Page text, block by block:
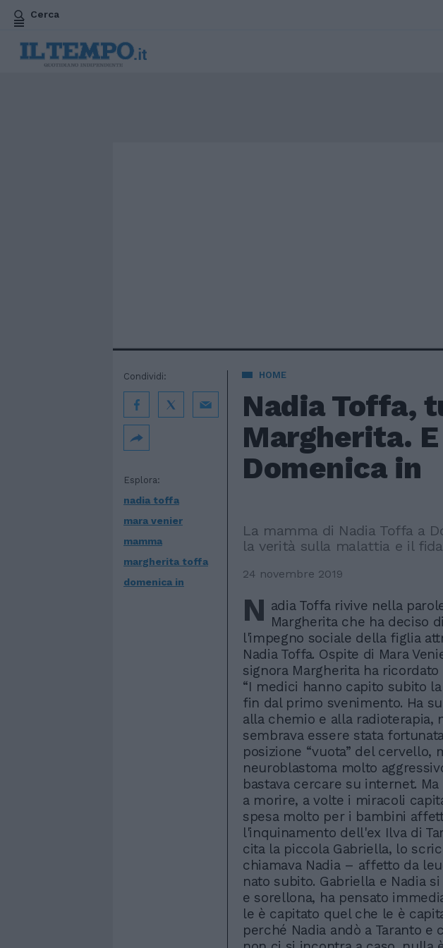
Cerca
HOME
Nadia Toffa,
Margherita.
Domenica in
Esplora:
nadia toffa
mara venier
mamma
margherita toffa
domenica in
Condividi:
La mamma di Nadia Toffa a
la verità sulla malattia e il
24 novembre 2019
N adia Toffa rivive nella
Margherita che ha deciso
l'impegno sociale della figlia
Nadia Toffa. Ospite di Mara
signora Margherita ha ricordato
“I medici hanno capito subito
fin dal primo svenimento. Ha
alla chemio e alla radioterapia,
sembrava essere stata
posizione “vuota” del cervello,
neuroblastoma molto
bastava cercare su internet.
a morire, a volte i miracoli
spesa molto per i bambini
l'inquinamento dell'ex Ilva di
cita la piccola Gabriella, lo
chiamava Nadia – affetto da
nato subito. Gabriella e Nadia
e sorellona, ha pensato
le è capitato quel che le è
perché Nadia andò a Taranto e